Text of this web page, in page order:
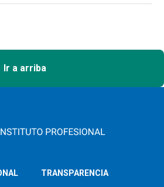
Ir a arriba
TRANSPARENCIA